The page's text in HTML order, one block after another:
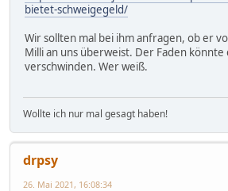
bietet-schweigegeld/
Wir sollten mal bei ihm anfragen, ob er
Milli an uns überweist. Der Faden könnte
verschwinden. Wer weiß.
Wollte ich nur mal gesagt haben!
drpsy
26. Mai 2021, 16:08:34